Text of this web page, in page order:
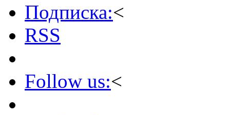
Подписка:<
RSS
Follow us:<